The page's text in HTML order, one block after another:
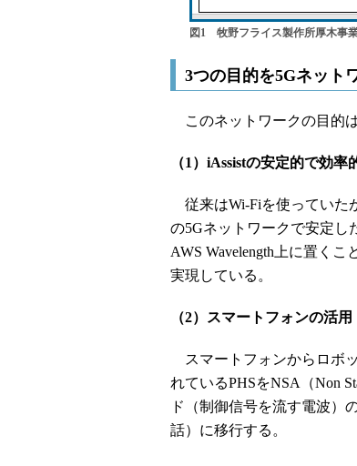
図1 牧野フライス製作所厚木事
3つの目的を5Gネット
このネットワークの目的は
（1）iAssistの安定的で効率
従来はWi-Fiを使っていた
の5Gネットワークで安定し
AWS Wavelength上に置く
実現している。
（2）スマートフォンの活用
スマートフォンからロボ
れているPHSをNSA（Non
ド（制御信号を流す電波）
話）に移行する。